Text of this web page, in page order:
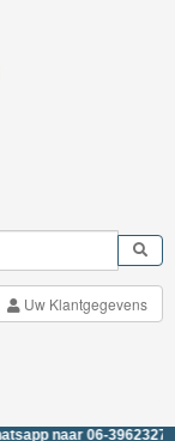
Uw Klantgegevens
naar 06-39623276 +++